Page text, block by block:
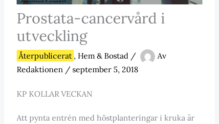
Prostata-cancervård i
utveckling
Återpublicerat , Hem & Bostad /
Av
Redaktionen / september 5, 2018
KP KOLLAR VECKAN
Att pynta entrén med höstplanteringar i kruka är